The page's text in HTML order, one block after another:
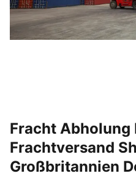
Fracht Abholung
Frachtversand
Großbritannien